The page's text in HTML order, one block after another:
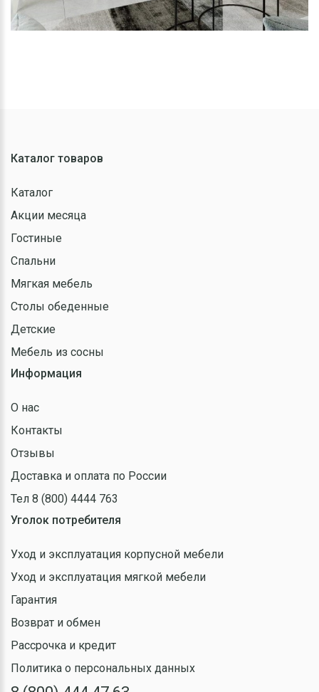
Каталог товаров
Каталог
Акции месяца
Гостиные
Спальни
Мягкая мебель
Столы обеденные
Детские
Мебель из сосны
Информация
О нас
Контакты
Отзывы
Доставка и оплата по России
Тел 8 (800) 4444 763
Уголок потребителя
Уход и эксплуатация корпусной мебели
Уход и эксплуатация мягкой мебели
Гарантия
Возврат и обмен
Рассрочка и кредит
Политика о персональных данных